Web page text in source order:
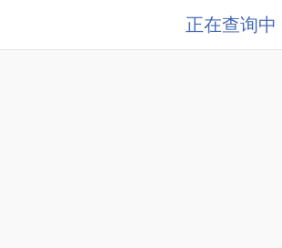
正在查询中